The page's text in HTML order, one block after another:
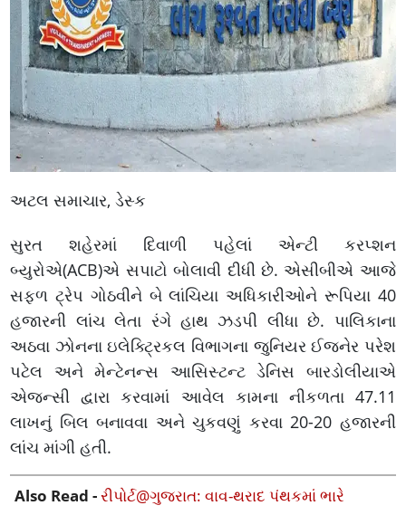
અટલ સમાચાર, ડેસ્ક
સુરત શહેરમાં દિવાળી પહેલાં એન્ટી કરપ્શન
બ્યુરોએ(ACB)એ સપાટો બોલાવી દીધી છે. એસીબીએ આજે
સફળ ટ્રેપ ગોઠવીને બે લાંચિયા અધિકારીઓને રૂપિયા 40
હજારની લાંચ લેતા રંગે હાથ ઝડપી લીધા છે. પાલિકાના
અઠવા ઝોનના ઇલેક્ટ્રિકલ વિભાગના જુનિયર ઈજનેર પરેશ
પટેલ અને મેન્ટેનન્સ આસિસ્ટન્ટ ડેનિસ બારડોલીયાએ
એજન્સી દ્વારા કરવામાં આવેલ કામના નીકળતા 47.11
લાખનું બિલ બનાવવા અને ચુકવણું કરવા 20-20 હજારની
લાંચ માંગી હતી.
Also Read -રીપોર્ટ@ગુજરાત: વાવ-થરાદ પંથકમાં ભારે